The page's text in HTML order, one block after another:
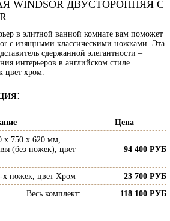
WINDSOR ДВУСТОРОННЯЯ С
в элитной ванной комнате вам поможет
с изящными классическими ножками. Эта
сдержанной элегантности –
интерьеров в английском стиле.
цвет хром.
Цена
x 750 x 620 мм,
(без ножек), цвет
94 400 РУБ
х ножек, цвет Хром
23 700 РУБ
Весь комплект: 118 100 РУБ